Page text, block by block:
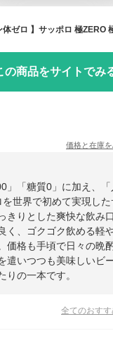
の商品をサイトでみ
価格と在庫を
」「糖質0」に加え、
を世界で初めて実現し
きりとした爽快な飲み
く、ゴクゴク飲める軽
価格も手頃で日々の晩
遣いつつも美味しいビ
りの一本です。
全てのおすす